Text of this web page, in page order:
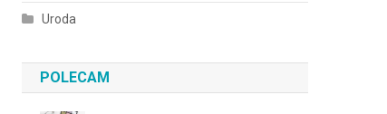
Uroda
POLECAM